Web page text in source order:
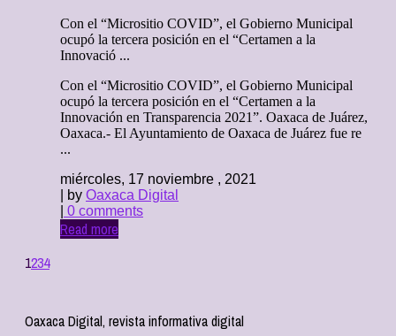
Con el “Micrositio COVID”, el Gobierno Municipal
ocupó la tercera posición en el “Certamen a la
Innovació ...
Con el “Micrositio COVID”, el Gobierno Municipal
ocupó la tercera posición en el “Certamen a la
Innovación en Transparencia 2021”. Oaxaca de Juárez,
Oaxaca.- El Ayuntamiento de Oaxaca de Juárez fue re
...
miércoles, 17 noviembre , 2021
| by Oaxaca Digital
0 comments
Read more
1234
Oaxaca Digital, revista informativa digital